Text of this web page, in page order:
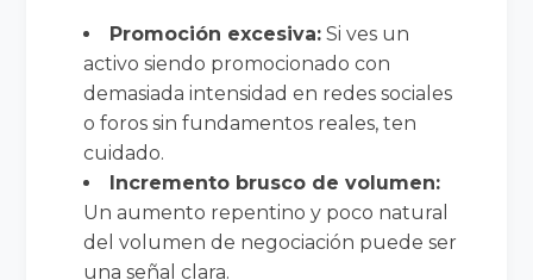
Promoción excesiva: Si ves un
activo siendo promocionado con
demasiada intensidad en redes sociales
o foros sin fundamentos reales, ten
cuidado.
Incremento brusco de volumen:
Un aumento repentino y poco natural
del volumen de negociación puede ser
una señal clara.